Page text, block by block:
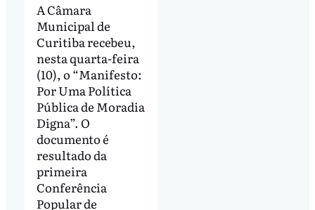
A Câmara
Municipal de
Curitiba recebeu,
nesta quarta-feira
(10), o “Manifesto:
Por Uma Política
Pública de Moradia
Digna”. O
documento é
resultado da
primeira
Conferência
Popular de